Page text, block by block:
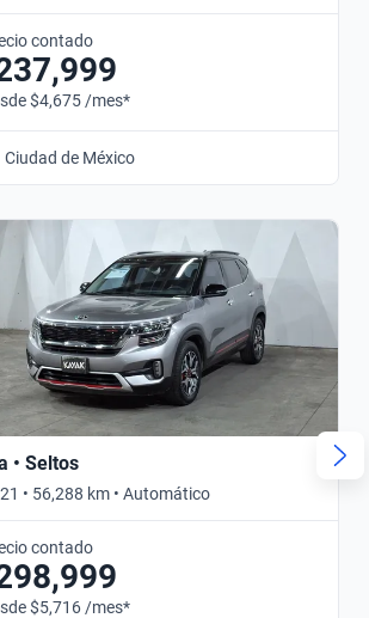
contado
$4,675 /mes*
Ciudad de México
• Seltos
• 56,288 km • Automático
contado
$5,716 /mes*